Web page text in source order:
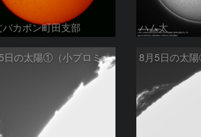
バカボン町田支部 ハム太
8月5日の太陽①（小プロミネン噴出 ）